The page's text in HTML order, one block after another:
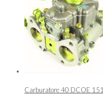
Carburatore 40 DCOE 151